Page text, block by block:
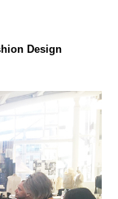
Design